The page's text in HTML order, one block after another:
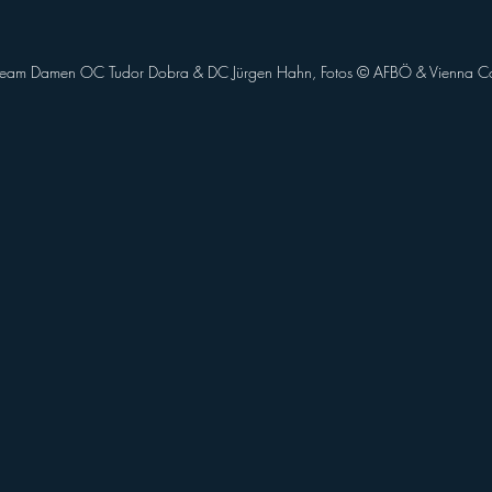
Damen OC Tudor Dobra & DC Jürgen Hahn, Fotos ©️ AFBÖ & Vienna